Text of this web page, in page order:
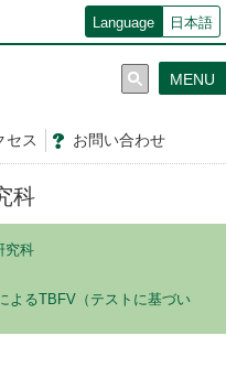
Language 日本語
セス お問い合わせ
MENU
科
究科
よるTBFV（テストに基づい